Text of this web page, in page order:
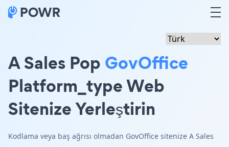
A Sales Pop GovOffice
Platform_type Web
Sitenize Yerleştirin
Kodlama veya baş ağrısı olmadan GovOffice sitenize A Sales